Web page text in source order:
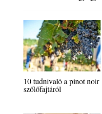
10 tudnivaló a pinot noir
szőlőfajtáról